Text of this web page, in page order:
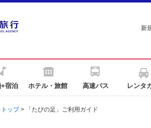
新
宿泊 ホテル・旅館 高速バス レンタ
ップ> 「たびの足」ご利用ガイド